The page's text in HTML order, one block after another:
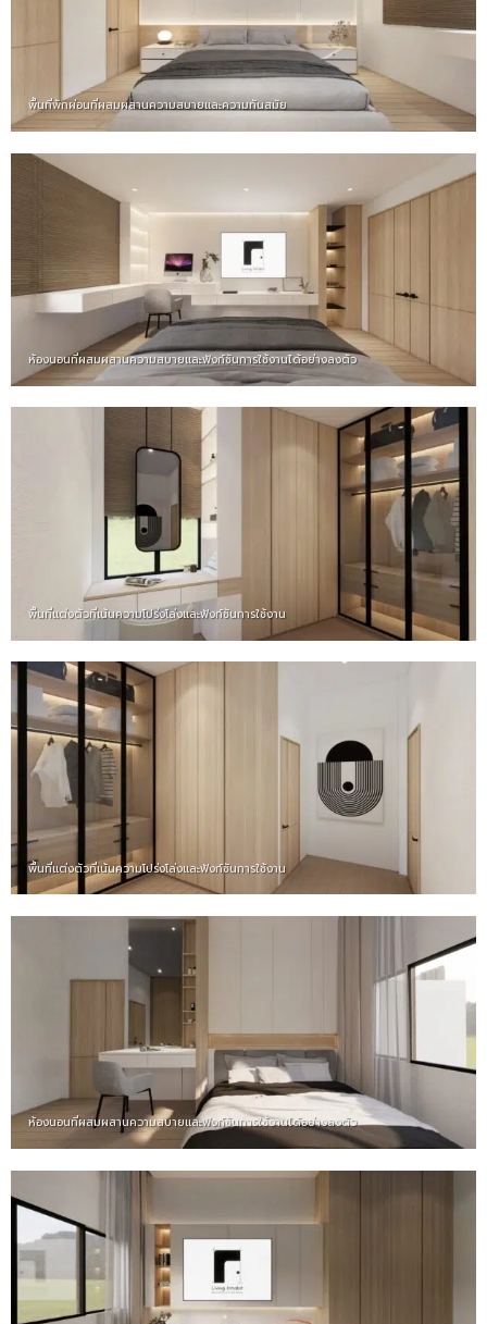
พื้นที่พักผ่อนที่ผสมผสานความสบายและความทันสมัย
ห้องนอนที่ผสมผสานความสบายและฟังก์ชันการใช้งานได้อย่างลงตัว
พื้นที่แต่งตัวที่เน้นความโปร่งโล่งและฟังก์ชันการใช้งาน
พื้นที่แต่งตัวที่เน้นความโปร่งโล่งและฟังก์ชันการใช้งาน
ห้องนอนที่ผสมผสานความสบายและฟังก์ชันการใช้งานได้อย่างลงตัว